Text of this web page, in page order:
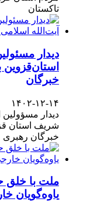
تاکستان
دیدار
خبرگان
۱۴۰۲-۱۲-۱۴
دیدار
شریف استان
خبرگان رهبری
ملت با خلق
یاوه‌گویان